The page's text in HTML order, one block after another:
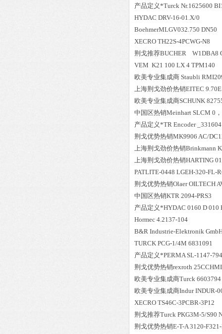
产品定义*Turck Nr.1625600
HYDAC DRV-16-01.X/0
BoehmerMLGV032.750 DN50
XECRO TH22S-4PCWG-N8
荆戈推荐BUCHER W1DBA8
VEM K21 100 LX 4 TPM140
欧美专业集成商 Staubli
上海荆戈劲价热销EITEC
欧美专业集成商SCHUNK
中国区热销Meinhart SLCM 0
产品定义*TR Encoder
荆戈优势热销MK9906 AC/
上海荆戈劲价热销Brinkmann
上海荆戈劲价热销HARTING 01
PATLITE-0448 LGEH-320-FL-
荆戈优势热销Olaer OILTECH
中国区热销KTR 2094-PRS3
产品定义*HYDAC 0160 D 010
Hormec 4.2137-104
B&R Industrie-Elektronik
TURCK PCG-1/4M 6831091
产品定义*PERMA SL-1147-
荆戈优势热销rexroth
欧美专业集成商Turck
欧美专业集成商Indur INDUR-
XECRO TS46C-3PCBR-3P12
荆戈推荐Turck PKG3M-5/S90
荆戈优势热销E-T-A 3120-